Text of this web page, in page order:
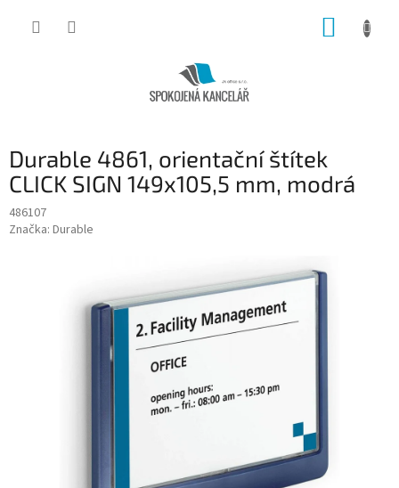
Durable 4861, orientační štítek
CLICK SIGN 149x105,5 mm, modrá
486107
Značka: Durable